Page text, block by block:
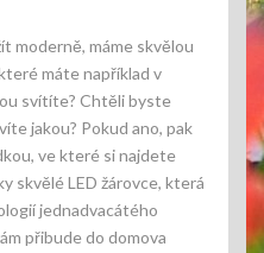
moderně, máme skvělou
máte například v
svítíte? Chtěli byste
jakou? Pokud ano, pak
ve které si najdete
skvělé LED žárovce, která
jednadvacátého
přibude do domova